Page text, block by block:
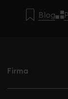
Blog
Firma